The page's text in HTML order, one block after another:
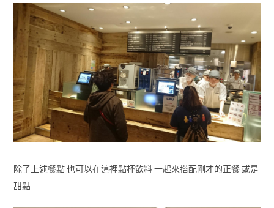
除了上述餐點 也可以在這裡點杯飲料 一起來搭配剛才的正餐 或是
甜點